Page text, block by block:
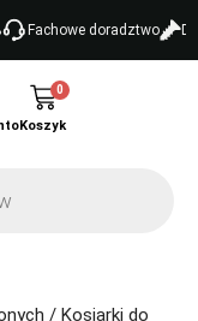
Fachowe doradztwo
0
/ Kosiarki do